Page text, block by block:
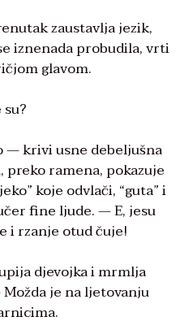
zaustavlja jezik,
iznenada probudila, vrti
glavom.
— krivi usne debeljušna
ramena, pokazuje
koje odvlači, “guta” i
fine ljude. — E, jesu
i rzanje otud čuje!
djevojka i mrmlja
je na ljetovanju